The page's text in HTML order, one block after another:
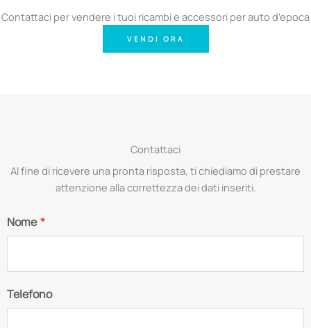
Contattaci per vendere i tuoi ricambi e accessori per auto d'epoca
VENDI ORA
Contattaci
Al fine di ricevere una pronta risposta, ti chiediamo di prestare
attenzione alla correttezza dei dati inseriti.
Nome*
Telefono